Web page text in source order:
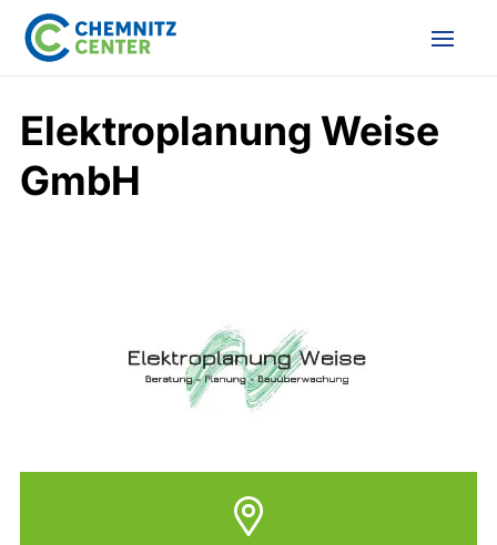
Elektroplanung Weise
GmbH